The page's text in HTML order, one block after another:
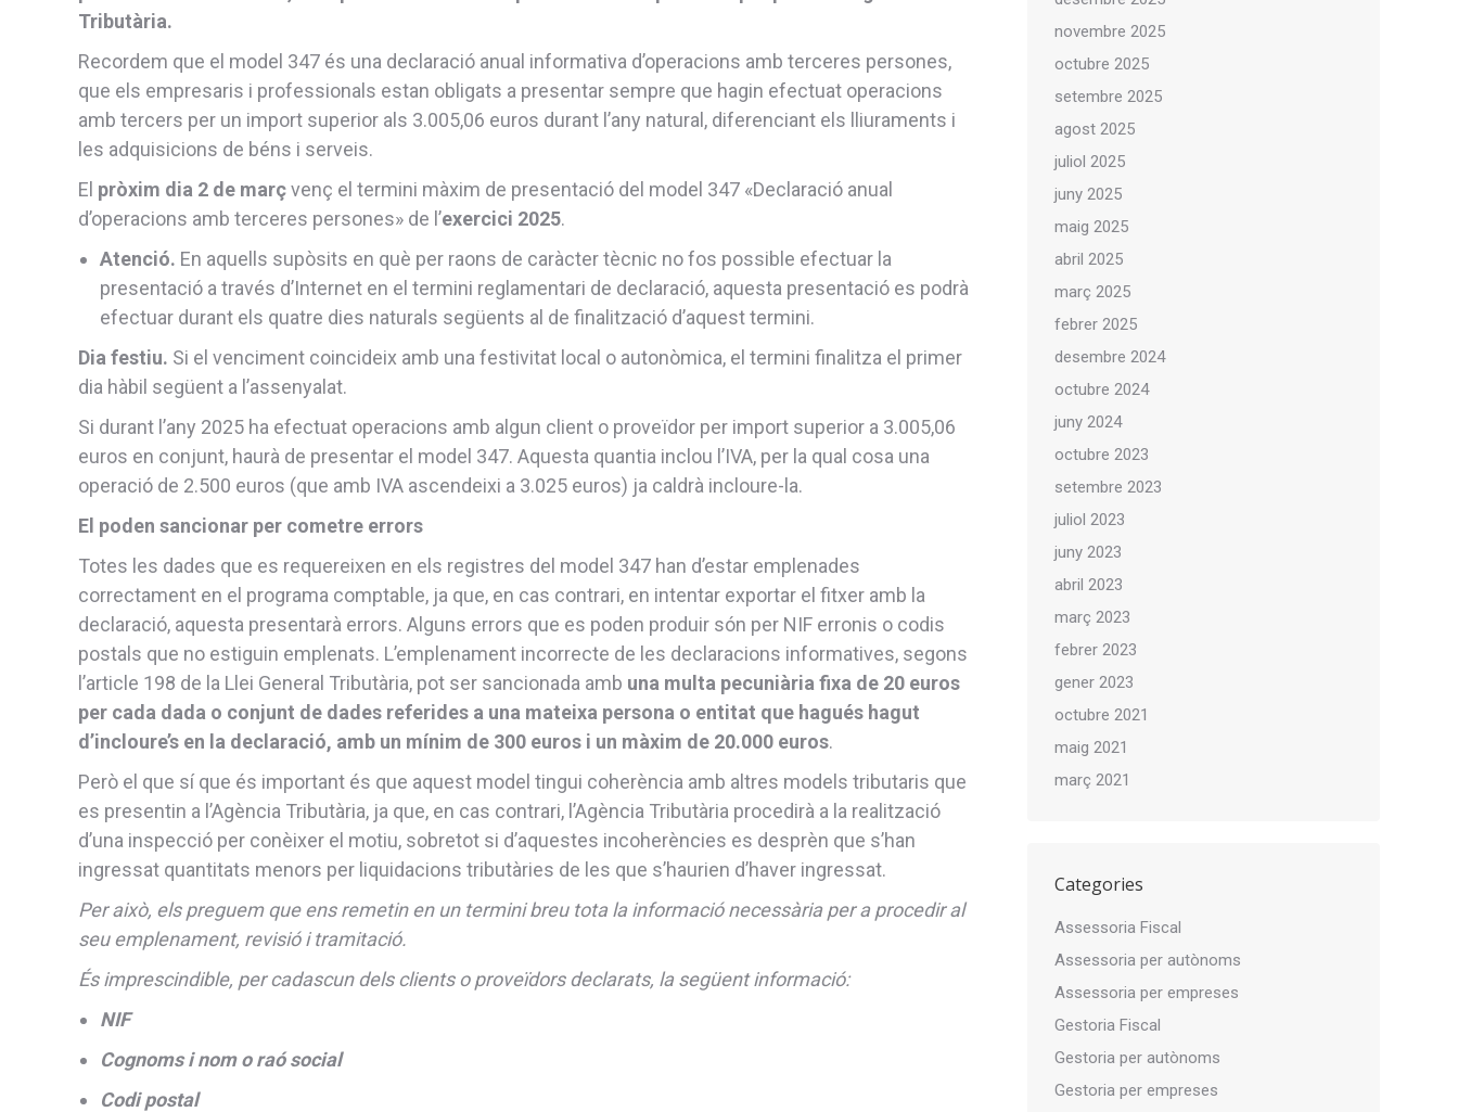
Tributària.
Recordem que el model 347 és una declaració anual informativa d’operacions amb terceres persones,
que els empresaris i professionals estan obligats a presentar sempre que hagin efectuat operacions
amb tercers per un import superior als 3.005,06 euros durant l’any natural, diferenciant els lliuraments i
les adquisicions de béns i serveis.
El pròxim dia 2 de marçvenç el termini màxim de presentació del model 347 «Declaració anual
d’operacions amb terceres persones» de l’exercici 2025.
Atenció. En aquells supòsits en què per raons de caràcter tècnic no fos possible efectuar la
presentació a través d’Internet en el termini reglamentari de declaració, aquesta presentació es podrà
efectuar durant els quatre dies naturals següents al de finalització d’aquest termini.
Dia festiu. Si el venciment coincideix amb una festivitat local o autonòmica, el termini finalitza el primer
dia hàbil següent a l’assenyalat.
Si durant l’any 2025 ha efectuat operacions amb algun client o proveïdor per import superior a 3.005,06
euros en conjunt, haurà de presentar el model 347. Aquesta quantia inclou l’IVA, per la qual cosa una
operació de 2.500 euros (que amb IVA ascendeixi a 3.025 euros) ja caldrà incloure-la.
El poden sancionar per cometre errors
Totes les dades que es requereixen en els registres del model 347 han d’estar emplenades
correctament en el programa comptable, ja que, en cas contrari, en intentar exportar el fitxer amb la
declaració, aquesta presentarà errors. Alguns errors que es poden produir són per NIF erronis o codis
postals que no estiguin emplenats. L’emplenament incorrecte de les declaracions informatives, segons
l’article 198 de la Llei General Tributària, pot ser sancionada amb una multa pecuniària fixa de 20 euros
per cada dada o conjunt de dades referides a una mateixa persona o entitat que hagués hagut
d’incloure’s en la declaració, amb un mínim de 300 euros i un màxim de 20.000 euros.
Però el que sí que és important és que aquest model tingui coherència amb altres models tributaris que
es presentin a l’Agència Tributària, ja que, en cas contrari, l’Agència Tributària procedirà a la realització
d’una inspecció per conèixer el motiu, sobretot si d’aquestes incoherències es desprèn que s’han
ingressat quantitats menors per liquidacions tributàries de les que s’haurien d’haver ingressat.
Per això, els preguem que ens remetin en un termini breu tota la informació necessària per a procedir al
seu emplenament, revisió i tramitació.
És imprescindible, per cadascun dels clients o proveïdors declarats, la següent informació:
NIF
Cognoms i nom o raó social
Codi postal
novembre 2025
octubre 2025
setembre 2025
agost 2025
juliol 2025
juny 2025
maig 2025
abril 2025
març 2025
febrer 2025
desembre 2024
octubre 2024
juny 2024
octubre 2023
setembre 2023
juliol 2023
juny 2023
abril 2023
març 2023
febrer 2023
gener 2023
octubre 2021
maig 2021
març 2021
Categories
Assessoria Fiscal
Assessoria per autònoms
Assessoria per empreses
Gestoria Fiscal
Gestoria per autònoms
Gestoria per empreses